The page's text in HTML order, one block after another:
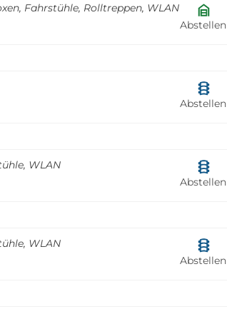
Fahrstühle, Rolltreppen, WLAN
Abstellen
Abstellen
WLAN
Abstellen
WLAN
Abstellen